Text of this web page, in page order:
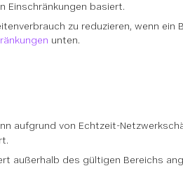
Einschränkungen basiert.
zu reduzieren, wenn ein
unten.
aufgrund von Echtzeit-
außerhalb des gültigen Bereichs